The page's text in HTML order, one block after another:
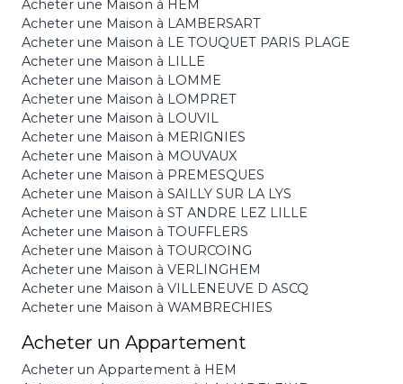
Acheter une Maison à HEM
Acheter une Maison à LAMBERSART
Acheter une Maison à LE TOUQUET PARIS PLAGE
Acheter une Maison à LILLE
Acheter une Maison à LOMME
Acheter une Maison à LOMPRET
Acheter une Maison à LOUVIL
Acheter une Maison à MERIGNIES
Acheter une Maison à MOUVAUX
Acheter une Maison à PREMESQUES
Acheter une Maison à SAILLY SUR LA LYS
Acheter une Maison à ST ANDRE LEZ LILLE
Acheter une Maison à TOUFFLERS
Acheter une Maison à TOURCOING
Acheter une Maison à VERLINGHEM
Acheter une Maison à VILLENEUVE D ASCQ
Acheter une Maison à WAMBRECHIES
Acheter un Appartement
Acheter un Appartement à HEM